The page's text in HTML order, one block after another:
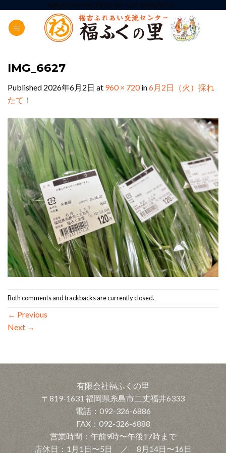
content
ADD ANYTHING HERE OR JUST REMOVE IT...
IMG_6627
Published 2026年6月2日 at 960 × 720in6月2日（火）採れ
たて！
Both comments and trackbacks are currently closed.
← Previous
Next →
有限会社福ふくの里
〒819-1631 福岡県糸島市二丈福井6333
電話：092-326-6886
FAX：092-326-6888
営業時間：午前9時〜午後17時まで
店休日：1月1日〜5日 ／ 8月14日〜16日